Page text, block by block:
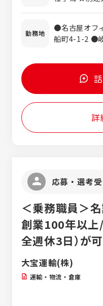
絡。指示に沿って
れ】 ▽座学研
幅広く知識を
場研修 警備
方、警戒の
う。 ▽OJT研修 2人1組で行動をしますが、
約6ヶ月間は
員と一緒に仕事
にも… 準中型
術研修も年に2回
ケーションも
場が豊富にあ
んどん発信し
です！】 先輩
ト。元営業、
シエ、教師な
全額支給します。 ＜月収例＞ 27万
＋各種手当）
社4年） 550万
勤務地
●名古屋オフ
船町4-1-2 ●
町椋本2727-2 ☆転居を伴う転勤のない地域
限定正社員
正社員から総
更試験あり）
詳
応募・選考
＜乗務職員＞
創業100年以上
全週休3日）が
大宝運輸(株)
運輸・物流・倉庫